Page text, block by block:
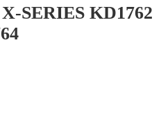
SERIES KD1762